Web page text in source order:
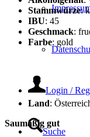
Login /
Suche
Stammwürze:
IBU: 45
Geschmack:
Farbe: gold
Land:
Saumäßig gut